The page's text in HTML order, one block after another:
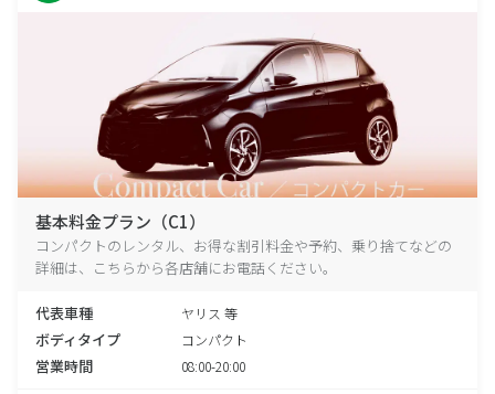
基本料金プラン（C1）
コンパクトのレンタル、お得な割引料金や予約、乗り捨てなどの
詳細は、こちらから各店舗にお電話ください。
代表車種 ヤリス 等
ボディタイプ コンパクト
営業時間 08:00-20:00